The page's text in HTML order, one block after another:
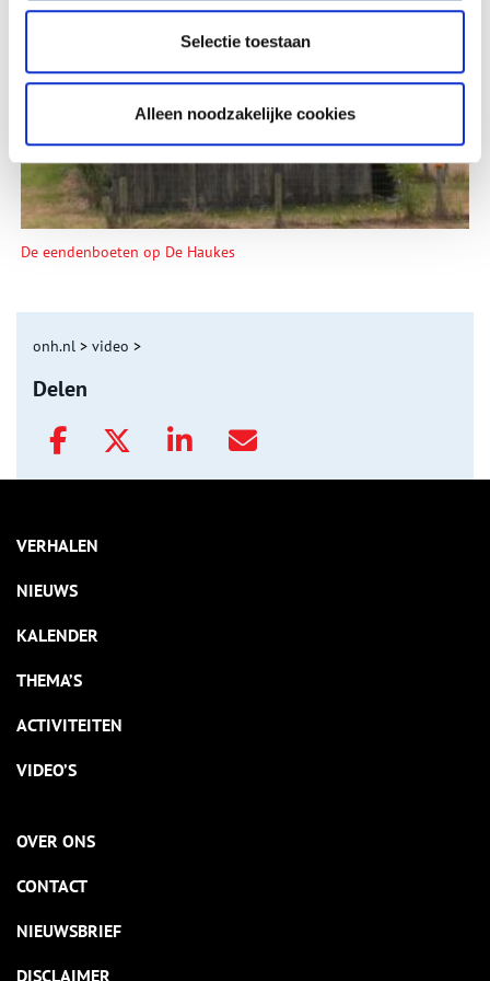
Selectie toestaan
Alleen noodzakelijke cookies
Tien verdwenen pretparken
De eendenboeten op De Haukes
onh.nl > video >
Delen
VERHALEN
NIEUWS
KALENDER
THEMA’S
ACTIVITEITEN
VIDEO’S
OVER ONS
CONTACT
NIEUWSBRIEF
DISCLAIMER